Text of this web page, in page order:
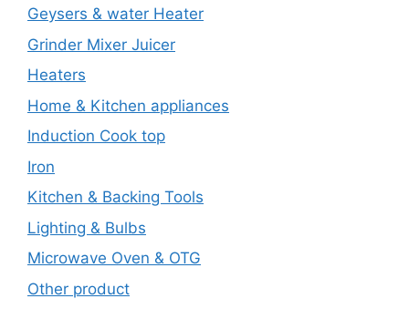
Geysers & water Heater
Grinder Mixer Juicer
Heaters
Home & Kitchen appliances
Induction Cook top
Iron
Kitchen & Backing Tools
Lighting & Bulbs
Microwave Oven & OTG
Other product